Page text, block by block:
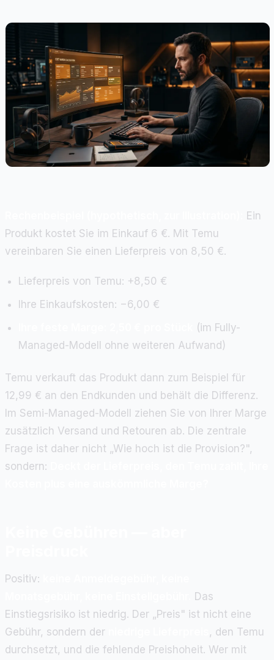
Ein
Produkt kostet Sie im Einkauf 6 €. Mit Temu
vereinbaren Sie einen Lieferpreis von 8,50 €.
Lieferpreis von Temu: +8,50 €
Ihre Einkaufskosten: −6,00 €
(im Fully-
Managed-Modell ohne weiteren Aufwand)
Temu verkauft das Produkt dann zum Beispiel für
12,99 € an den Endkunden und behält die Differenz.
Im Semi-Managed-Modell ziehen Sie von Ihrer Marge
zusätzlich Versand und Retouren ab. Die zentrale
Frage ist daher nicht „Wie hoch ist die Provision?",
sondern:
Positiv:
Das
Einstiegsrisiko ist niedrig. Der „Preis" ist nicht eine
Gebühr, sondern der
, den Temu
durchsetzt, und die fehlende Preishoheit. Wer mit